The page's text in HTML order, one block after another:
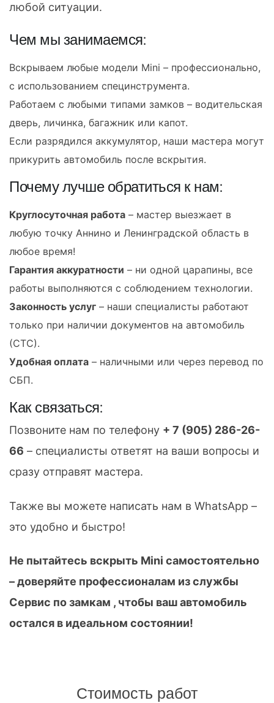
любой ситуации.
Чем мы занимаемся:
Вскрываем любые модели Mini – профессионально,
с использованием специнструмента.
Работаем с любыми типами замков – водительская
дверь, личинка, багажник или капот.
Если разрядился аккумулятор, наши мастера могут
прикурить автомобиль после вскрытия.
Почему лучше обратиться к нам:
Круглосуточная работа – мастер выезжает в
любую точку Аннино и Ленинградской область в
любое время!
Гарантия аккуратности – ни одной царапины, все
работы выполняются с соблюдением технологии.
Законность услуг – наши специалисты работают
только при наличии документов на автомобиль
(СТС).
Удобная оплата – наличными или через перевод по
СБП.
Как связаться:
Позвоните нам по телефону + 7 (905) 286-26-
66 – специалисты ответят на ваши вопросы и
сразу отправят мастера.
Также вы можете написать нам в WhatsApp –
это удобно и быстро!
Не пытайтесь вскрыть Mini самостоятельно
– доверяйте профессионалам из службы
Сервис по замкам , чтобы ваш автомобиль
остался в идеальном состоянии!
Стоимость работ